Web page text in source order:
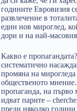
годините Евровизия
развлечение в
един нов мироглед,
дори и на най-
Какво е
систематично
промяна на
общественото мнение.
пропаганда, на първо
идват парите –
преди няколко